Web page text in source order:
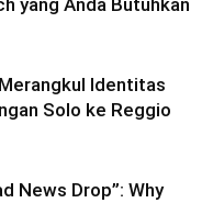
yang Anda Butuhkan
Identitas
Solo ke Reggio
News Drop”: Why